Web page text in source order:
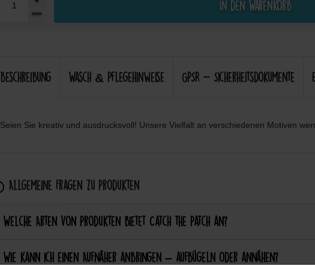
In den Warenkorb
Beschreibung Wasch & Pflegehinweise GPSR - Sicherheitsdokumente
Seien Sie kreativ und ausdrucksvoll! Unsere Vielfalt an verschiedenen Motiven
Allgemeine Fragen zu Produkten
Welche Arten von Produkten bietet Catch the Patch an?
Wie kann ich einen Aufnäher anbringen – aufbügeln oder annähen?